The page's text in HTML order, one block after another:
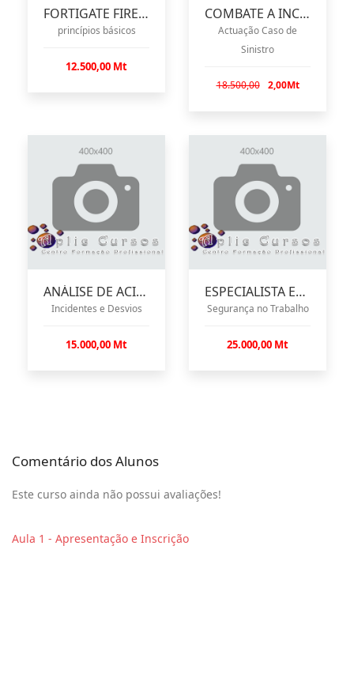
FORTIGATE FIREWALL
princípios básicos
12.500,00 Mt
COMBATE A INCÊNDIOS
Actuação Caso de
Sinistro
18.500,00 2,00Mt
ANÁLISE DE ACIDENTES
Incidentes e Desvios
15.000,00 Mt
ESPECIALISTA EM HIGIENE E
Segurança no Trabalho
25.000,00 Mt
Comentário dos Alunos
Este curso ainda não possui avaliações!
Aula 1 - Apresentação e Inscrição